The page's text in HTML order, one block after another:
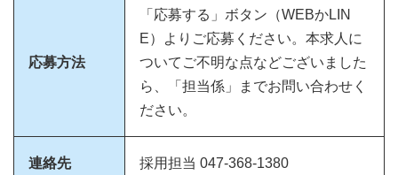
応募方法
「応募する」ボタン（WEBかLIN
E）よりご応募ください。本求人に
ついてご不明な点などございました
ら、「担当係」までお問い合わせく
ださい。
連絡先 採用担当 047-368-1380